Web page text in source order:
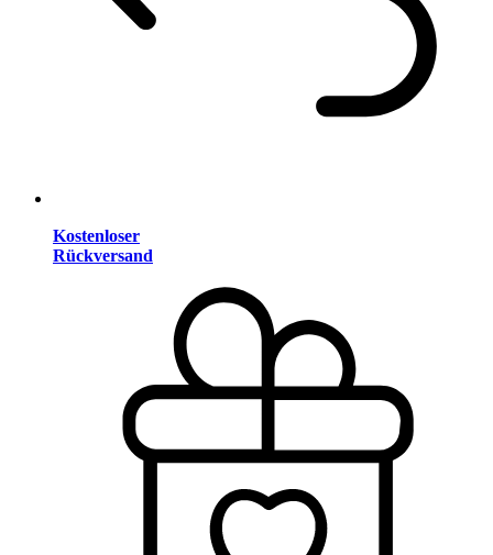
Kostenloser
Rückversand